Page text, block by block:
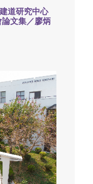
道研究中心
文集／廖炳